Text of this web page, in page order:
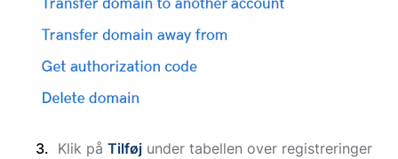
Klik på Tilføj under tabellen over registreringer